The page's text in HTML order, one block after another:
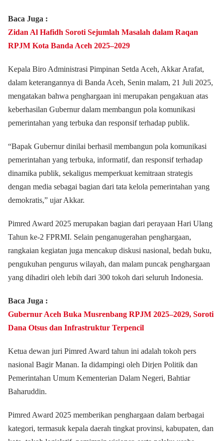
Baca Juga :
Zidan Al Hafidh Soroti Sejumlah Masalah dalam Raqan
RPJM Kota Banda Aceh 2025–2029
Kepala Biro Administrasi Pimpinan Setda Aceh, Akkar Arafat,
dalam keterangannya di Banda Aceh, Senin malam, 21 Juli 2025,
mengatakan bahwa penghargaan ini merupakan pengakuan atas
keberhasilan Gubernur dalam membangun pola komunikasi
pemerintahan yang terbuka dan responsif terhadap publik.
“Bapak Gubernur dinilai berhasil membangun pola komunikasi
pemerintahan yang terbuka, informatif, dan responsif terhadap
dinamika publik, sekaligus memperkuat kemitraan strategis
dengan media sebagai bagian dari tata kelola pemerintahan yang
demokratis,” ujar Akkar.
Pimred Award 2025 merupakan bagian dari perayaan Hari Ulang
Tahun ke-2 FPRMI. Selain penganugerahan penghargaan,
rangkaian kegiatan juga mencakup diskusi nasional, bedah buku,
pengukuhan pengurus wilayah, dan malam puncak penghargaan
yang dihadiri oleh lebih dari 300 tokoh dari seluruh Indonesia.
Baca Juga :
Gubernur Aceh Buka Musrenbang RPJM 2025–2029, Soroti
Dana Otsus dan Infrastruktur Terpencil
Ketua dewan juri Pimred Award tahun ini adalah tokoh pers
nasional Bagir Manan. Ia didampingi oleh Dirjen Politik dan
Pemerintahan Umum Kementerian Dalam Negeri, Bahtiar
Baharuddin.
Pimred Award 2025 memberikan penghargaan dalam berbagai
kategori, termasuk kepala daerah tingkat provinsi, kabupaten, dan